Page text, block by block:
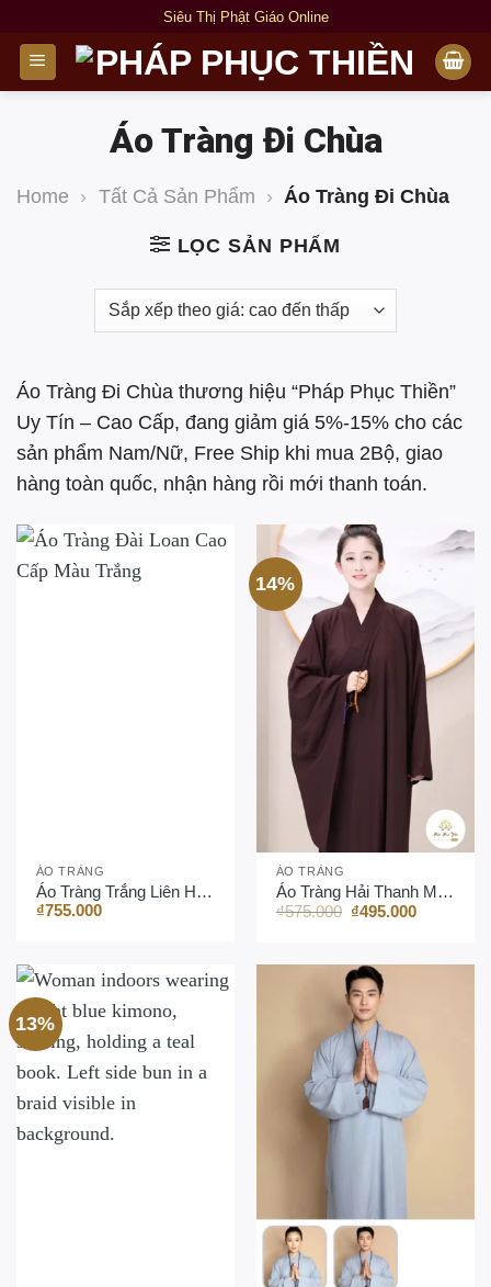
qua
nội
Siêu Thị Phật Giáo Online
Áo Tràng Đi Chùa
Home › Tất Cả Sản Phẩm › Áo Tràng Đi Chùa
LỌC SẢN PHẨM
Áo Tràng Đi Chùa thương hiệu “Pháp Phục Thiền”
Uy Tín – Cao Cấp, đang giảm giá 5%-15% cho các
sản phẩm Nam/Nữ, Free Ship khi mua 2Bộ, giao
hàng toàn quốc, nhận hàng rồi mới thanh toán.
ÁO TRÀNG
Áo Tràng Trắng Liên Hoa Sen Đài Loan
₫755.000
14%
ÁO TRÀNG
Áo Tràng Hải Thanh Màu Nâu
₫575.000 Giá
₫495.000Giá
₫495.000.
13%